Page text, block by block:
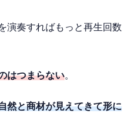
演奏すればもっと再生回数
はつまらない。
然と商材が見えてきて形に